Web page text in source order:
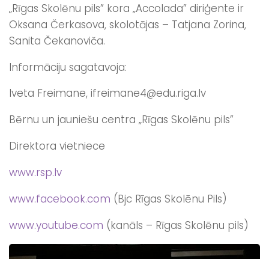
„Rīgas Skolēnu pils” kora „Accolada” diriģente ir
Oksana Čerkasova, skolotājas – Tatjana Zorina,
Sanita Čekanoviča.
Informāciju sagatavoja:
Iveta Freimane, ifreimane4@edu.riga.lv
Bērnu un jauniešu centra „Rīgas Skolēnu pils”
Direktora vietniece
www.rsp.lv
www.facebook.com (Bjc Rīgas Skolēnu Pils)
www.youtube.com (kanāls – Rīgas Skolēnu pils)